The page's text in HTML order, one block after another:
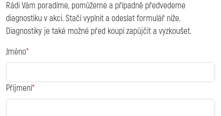
Rádi Vám poradíme, pomůžeme a případně předvedeme
diagnostiku v akci. Stačí vyplnit a odeslat formulář níže.
Diagnostiky je také možné před koupí zapůjčit a vyzkoušet.
Jméno
Příjmení